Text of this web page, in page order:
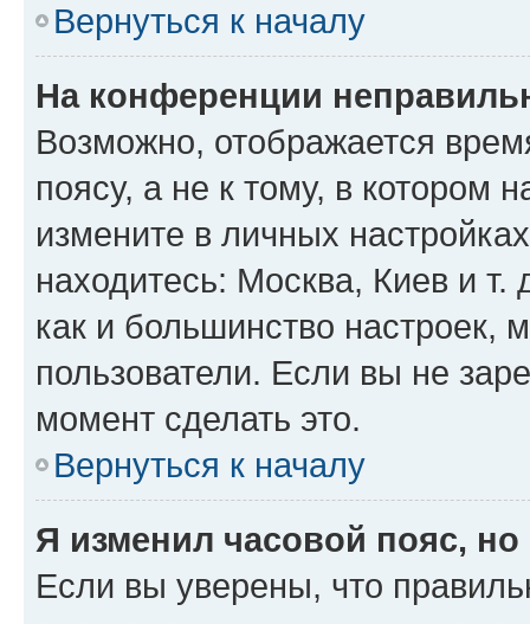
Вернуться к началу
На конференции
Возможно, отображается
поясу, а не к тому, в котором
измените в личных
находитесь: Москва, Киев и т.
как и большинство настроек,
пользователи. Если вы не
момент сделать это.
Вернуться к началу
Я изменил часовой пояс,
Если вы уверены, что